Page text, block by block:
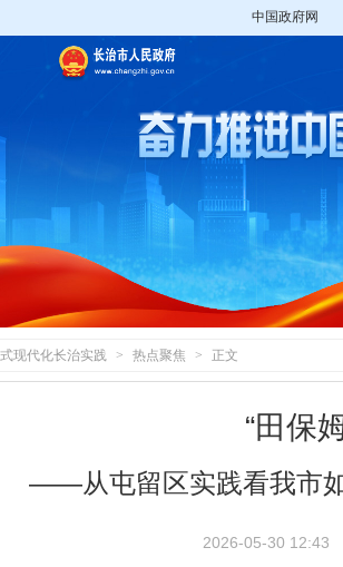
中国政府网
现代化长治实践 > 热点聚焦 > 正文
“田保
——从屯留区实践看我市
2026-05-30 12:43